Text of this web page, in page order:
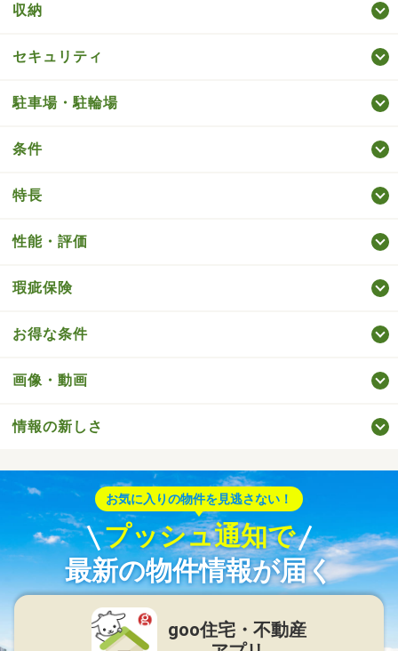
収納
セキュリティ
駐車場・駐輪場
条件
特長
性能・評価
瑕疵保険
お得な条件
画像・動画
情報の新しさ
お気に入りの物件を見逃さない！
プッシュ通知で
最新の物件情報が届く
goo住宅・不動産